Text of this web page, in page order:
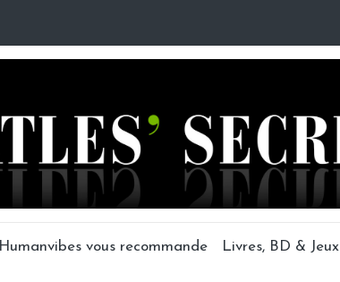
Humanvibes vous recommande Livres, BD & Jeux